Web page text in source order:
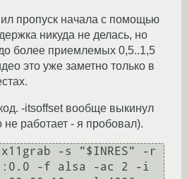
пропуск начала с помощью
никуда не делась, но
более приемлемых 0,5..1,5
это уже заметно только в
-itsoffset вообще выкинул
не работает - я пробовал).
-s "$INRES" -r
:0.0 -f alsa -ac 2 -i